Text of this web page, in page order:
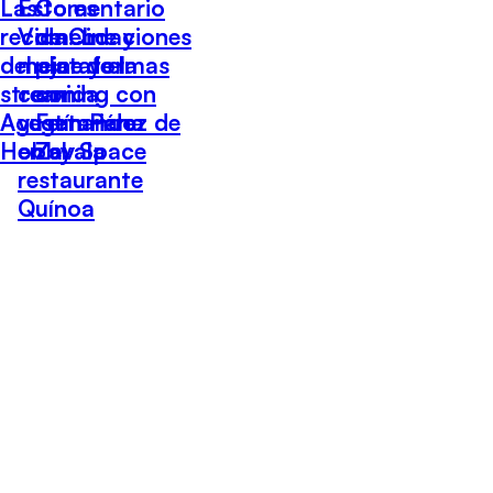
Las
recomendaciones
del cine y el
streaming con
Agustín Pérez de
Hobby Space
Esto es
Vida: Lo
mejor de la
comida
vegetariana
en el
restaurante
Quínoa
Comentario
de Cine y
plataformas
con
Fernando
Zavala